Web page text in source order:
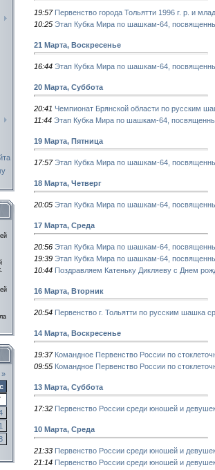
»
19:57 Первенство города Тольятти 1996 г. р. и
10:25 Этап Кубка Мира по шашкам-64,
21 Марта, Воскресенье
16:44 Этап Кубка Мира по шашкам-64,
20 Марта, Суббота
20:41 Чемпионат Брянской области по русским
11:44 Этап Кубка Мира по шашкам-64,
19 Марта, Пятница
17:57 Этап Кубка Мира по шашкам-64,
18 Марта, Четверг
20:05 Этап Кубка Мира по шашкам-64,
17 Марта, Среда
20:56 Этап Кубка Мира по шашкам-64,
19:39 Этап Кубка Мира по шашкам-64,
10:44 Поздравляем Катеньку Дикляеву с Днем
16 Марта, Вторник
20:54 Первенство г. Тольятти по русским шашка
14 Марта, Воскресенье
19:37 Командное Первенство России по
09:55 Командное Первенство России по
13 Марта, Суббота
17:32 Первенство России среди юношей и
10 Марта, Среда
21:33 Первенство России среди юношей и
21:14 Первенство России среди юношей и